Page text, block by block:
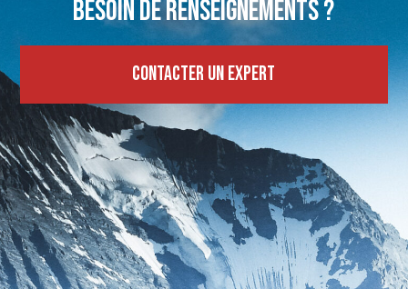
Besoin de renseignements ?
Contacter un expert